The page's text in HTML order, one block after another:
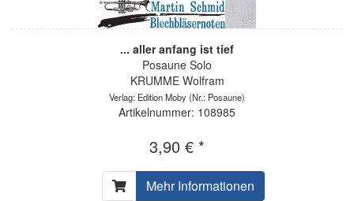
... aller anfang ist tief
Posaune Solo
KRUMME Wolfram
Verlag: Edition Moby(Nr.: Posaune)
Artikelnummer: 108985
3,90 € *
Mehr Informationen